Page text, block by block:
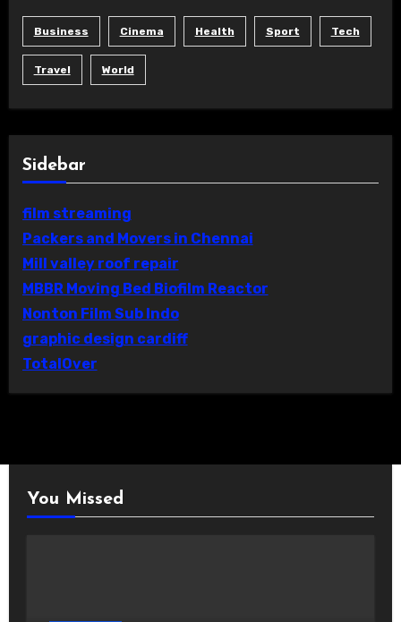
Business Cinema Health Sport Tech
Travel World
Sidebar
film streaming
Packers and Movers in Chennai
Mill valley roof repair
MBBR Moving Bed Biofilm Reactor
Nonton Film Sub Indo
graphic design cardiff
TotalOver
You Missed